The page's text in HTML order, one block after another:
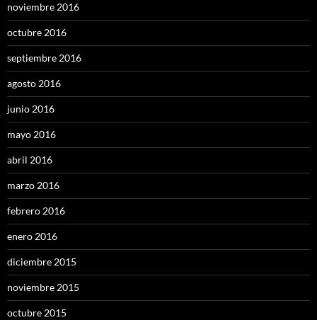
noviembre 2016
octubre 2016
septiembre 2016
agosto 2016
junio 2016
mayo 2016
abril 2016
marzo 2016
febrero 2016
enero 2016
diciembre 2015
noviembre 2015
octubre 2015